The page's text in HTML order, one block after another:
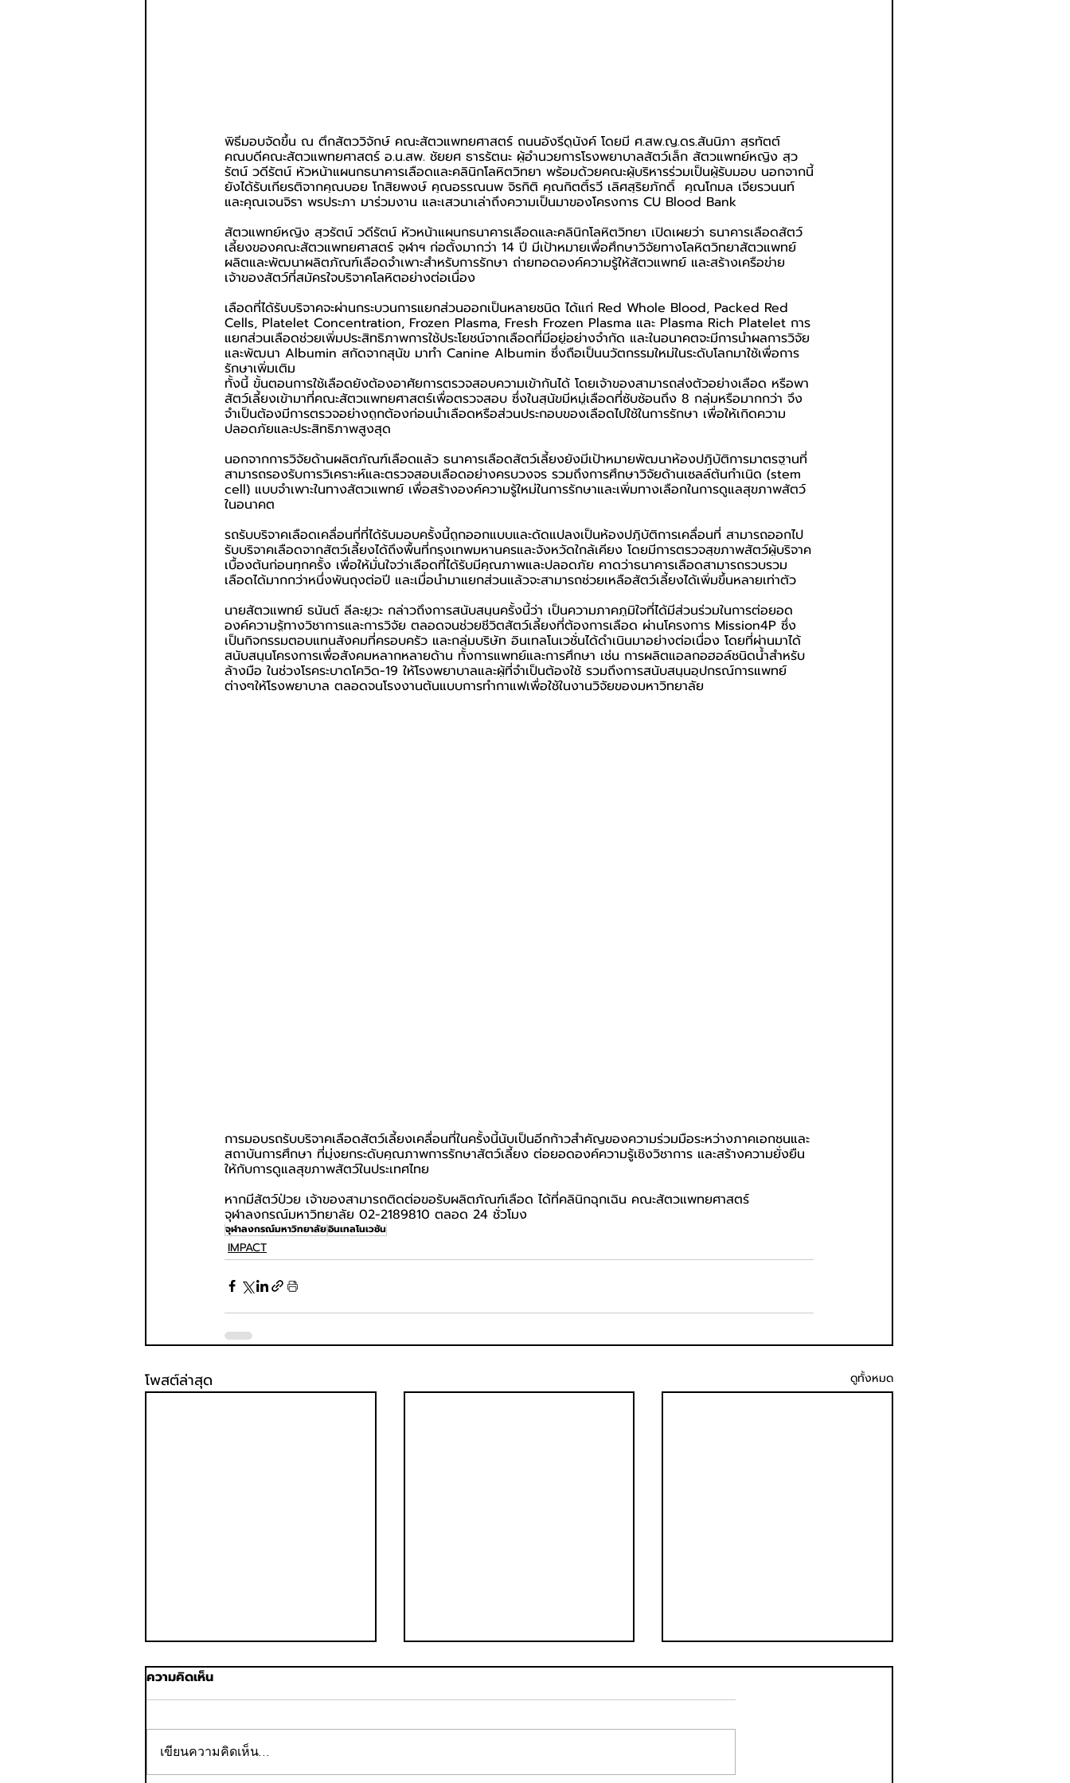
พิธีมอบจัดขึ้น ณ ตึกสัตววิจักษ์ คณะสัตวแพทยศาสตร์ ถนนอังรีดูนังค์ โดยมี ศ.สพ.ญ.ดร.สันนิภา สุรทัตต์
คณบดีคณะสัตวแพทยศาสตร์ อ.น.สพ. ชัยยศ ธารรัตนะ ผู้อำนวยการโรงพยาบาลสัตว์เล็ก สัตวแพทย์หญิง สุว
รัตน์ วดีรัตน์ หัวหน้าแผนกธนาคารเลือดและคลินิกโลหิตวิทยา พร้อมด้วยคณะผู้บริหารร่วมเป็นผู้รับมอบ นอกจากนี้
ยังได้รับเกียรติจากคุณบอย โกสิยพงษ์ คุณอรรณนพ จิรกิติ คุณกิตติ์รวี เลิศสุริยภักดิ์  คุณโกมล เจียรวนนท์
และคุณเจนจิรา พรประภา มาร่วมงาน และเสวนาเล่าถึงความเป็นมาของโครงการ CU Blood Bank
สัตวแพทย์หญิง สุวรัตน์ วดีรัตน์ หัวหน้าแผนกธนาคารเลือดและคลินิกโลหิตวิทยา เปิดเผยว่า ธนาคารเลือดสัตว์
เลี้ยงของคณะสัตวแพทยศาสตร์ จุฬาฯ ก่อตั้งมากว่า 14 ปี มีเป้าหมายเพื่อศึกษาวิจัยทางโลหิตวิทยาสัตวแพทย์
ผลิตและพัฒนาผลิตภัณฑ์เลือดจำเพาะสำหรับการรักษา ถ่ายทอดองค์ความรู้ให้สัตวแพทย์ และสร้างเครือข่าย
เจ้าของสัตว์ที่สมัครใจบริจาคโลหิตอย่างต่อเนื่อง
เลือดที่ได้รับบริจาคจะผ่านกระบวนการแยกส่วนออกเป็นหลายชนิด ได้แก่ Red Whole Blood, Packed Red
Cells, Platelet Concentration, Frozen Plasma, Fresh Frozen Plasma และ Plasma Rich Platelet การ
แยกส่วนเลือดช่วยเพิ่มประสิทธิภาพการใช้ประโยชน์จากเลือดที่มีอยู่อย่างจำกัด และในอนาคตจะมีการนำผลการวิจัย
และพัฒนา Albumin สกัดจากสุนัข มาทำ Canine Albumin ซึ่งถือเป็นนวัตกรรมใหม่ในระดับโลกมาใช้เพื่อการ
รักษาเพิ่มเติม
ทั้งนี้ ขั้นตอนการใช้เลือดยังต้องอาศัยการตรวจสอบความเข้ากันได้ โดยเจ้าของสามารถส่งตัวอย่างเลือด หรือพา
สัตว์เลี้ยงเข้ามาที่คณะสัตวแพทยศาสตร์เพื่อตรวจสอบ ซึ่งในสุนัขมีหมู่เลือดที่ซับซ้อนถึง 8 กลุ่มหรือมากกว่า จึง
จำเป็นต้องมีการตรวจอย่างถูกต้องก่อนนำเลือดหรือส่วนประกอบของเลือดไปใช้ในการรักษา เพื่อให้เกิดความ
ปลอดภัยและประสิทธิภาพสูงสุด
นอกจากการวิจัยด้านผลิตภัณฑ์เลือดแล้ว ธนาคารเลือดสัตว์เลี้ยงยังมีเป้าหมายพัฒนาห้องปฏิบัติการมาตรฐานที่
สามารถรองรับการวิเคราะห์และตรวจสอบเลือดอย่างครบวงจร รวมถึงการศึกษาวิจัยด้านเซลล์ต้นกำเนิด (stem
cell) แบบจำเพาะในทางสัตวแพทย์ เพื่อสร้างองค์ความรู้ใหม่ในการรักษาและเพิ่มทางเลือกในการดูแลสุขภาพสัตว์
ในอนาคต
รถรับบริจาคเลือดเคลื่อนที่ที่ได้รับมอบครั้งนี้ถูกออกแบบและดัดแปลงเป็นห้องปฏิบัติการเคลื่อนที่ สามารถออกไป
รับบริจาคเลือดจากสัตว์เลี้ยงได้ถึงพื้นที่กรุงเทพมหานครและจังหวัดใกล้เคียง โดยมีการตรวจสุขภาพสัตว์ผู้บริจาค
เบื้องต้นก่อนทุกครั้ง เพื่อให้มั่นใจว่าเลือดที่ได้รับมีคุณภาพและปลอดภัย คาดว่าธนาคารเลือดสามารถรวบรวม
เลือดได้มากกว่าหนึ่งพันถุงต่อปี และเมื่อนำมาแยกส่วนแล้วจะสามารถช่วยเหลือสัตว์เลี้ยงได้เพิ่มขึ้นหลายเท่าตัว
นายสัตวแพทย์ ธนันต์ ลีละยูวะ กล่าวถึงการสนับสนุนครั้งนี้ว่า เป็นความภาคภูมิใจที่ได้มีส่วนร่วมในการต่อยอด
องค์ความรู้ทางวิชาการและการวิจัย ตลอดจนช่วยชีวิตสัตว์เลี้ยงที่ต้องการเลือด ผ่านโครงการ Mission4P ซึ่ง
เป็นกิจกรรมตอบแทนสังคมที่ครอบครัว และกลุ่มบริษัท อินเทลโนเวชั่นได้ดำเนินมาอย่างต่อเนื่อง โดยที่ผ่านมาได้
สนับสนุนโครงการเพื่อสังคมหลากหลายด้าน ทั้งการแพทย์และการศึกษา เช่น การผลิตแอลกอฮอล์ชนิดน้ำสำหรับ
ล้างมือ ในช่วงโรคระบาดโควิด-19 ให้โรงพยาบาลและผู้ที่จำเป็นต้องใช้ รวมถึงการสนับสนุนอุปกรณ์การแพทย์
ต่างๆให้โรงพยาบาล ตลอดจนโรงงานต้นแบบการทำกาแฟเพื่อใช้ในงานวิจัยของมหาวิทยาลัย
การมอบรถรับบริจาคเลือดสัตว์เลี้ยงเคลื่อนที่ในครั้งนี้นับเป็นอีกก้าวสำคัญของความร่วมมือระหว่างภาคเอกชนและ
สถาบันการศึกษา ที่มุ่งยกระดับคุณภาพการรักษาสัตว์เลี้ยง ต่อยอดองค์ความรู้เชิงวิชาการ และสร้างความยั่งยืน
ให้กับการดูแลสุขภาพสัตว์ในประเทศไทย
หากมีสัตว์ป่วย เจ้าของสามารถติดต่อขอรับผลิตภัณฑ์เลือด ได้ที่คลินิกฉุกเฉิน คณะสัตวแพทยศาสตร์
จุฬาลงกรณ์มหาวิทยาลัย 02-2189810 ตลอด 24 ชั่วโมง
จุฬาลงกรณ์มหาวิทยาลัยอินเทลโนเวชั่น
IMPACT
โพสต์ล่าสุด ดูทั้งหมด
ความคิดเห็น
เขียนความคิดเห็น…